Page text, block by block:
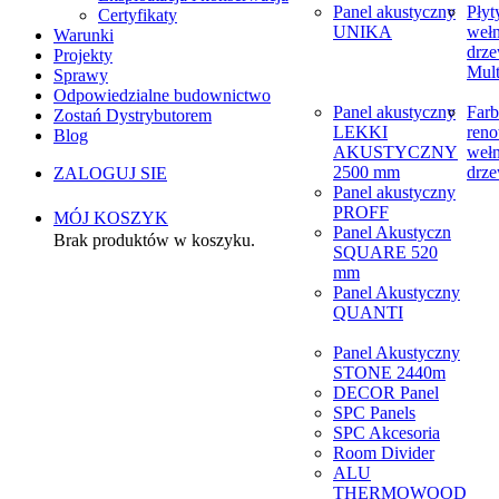
Certyfikaty
Warunki
Projekty
Sprawy
Odpowiedzialne budownictwo
Zostań Dystrybutorem
Blog
ZALOGUJ SIE
MÓJ KOSZYK
Brak produktów w koszyku.
Panel akustyczny
UNIKA
Panel akustyczny
LEKKI
AKUSTYCZNY
2500 mm
Panel akustyczny
PROFF
Panel Akustyczn
SQUARE 520
mm
Panel Akustyczny
QUANTI
Panel Akustyczny
STONE 2440m
DECOR Panel
SPC Panels
SPC Akcesoria
Room Divider
ALU
THERMOWOOD